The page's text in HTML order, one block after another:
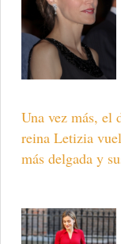
Una vez más, el
reina Letizia
más delgada y